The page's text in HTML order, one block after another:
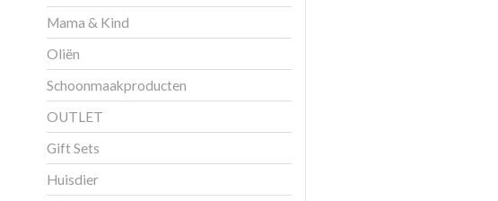
Mama & Kind
Oliën
Schoonmaakproducten
OUTLET
Gift Sets
Huisdier